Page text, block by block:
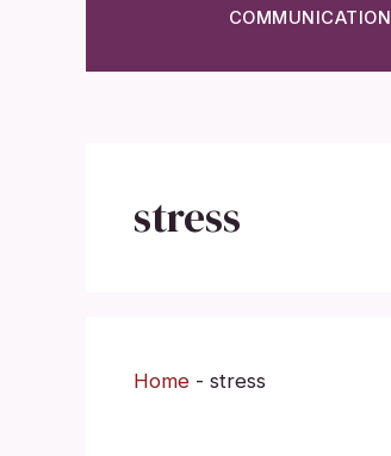
COMMUNICATION
stress
Home - stress